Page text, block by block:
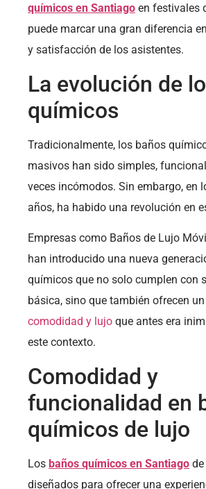
químicos en Santiago en festivales
puede marcar una gran diferencia
y satisfacción de los asistentes.
La evolución de
químicos
Tradicionalmente, los baños
masivos han sido simples,
veces incómodos. Sin embargo, en
años, ha habido una revolución en
Empresas como Baños de Lujo
han introducido una nueva
químicos que no solo cumplen con
básica, sino que también ofrecen un
comodidad y lujo que antes era
este contexto.
Comodidad y
funcionalidad en
químicos de lujo
Los baños químicos en Santiago
diseñados para ofrecer una